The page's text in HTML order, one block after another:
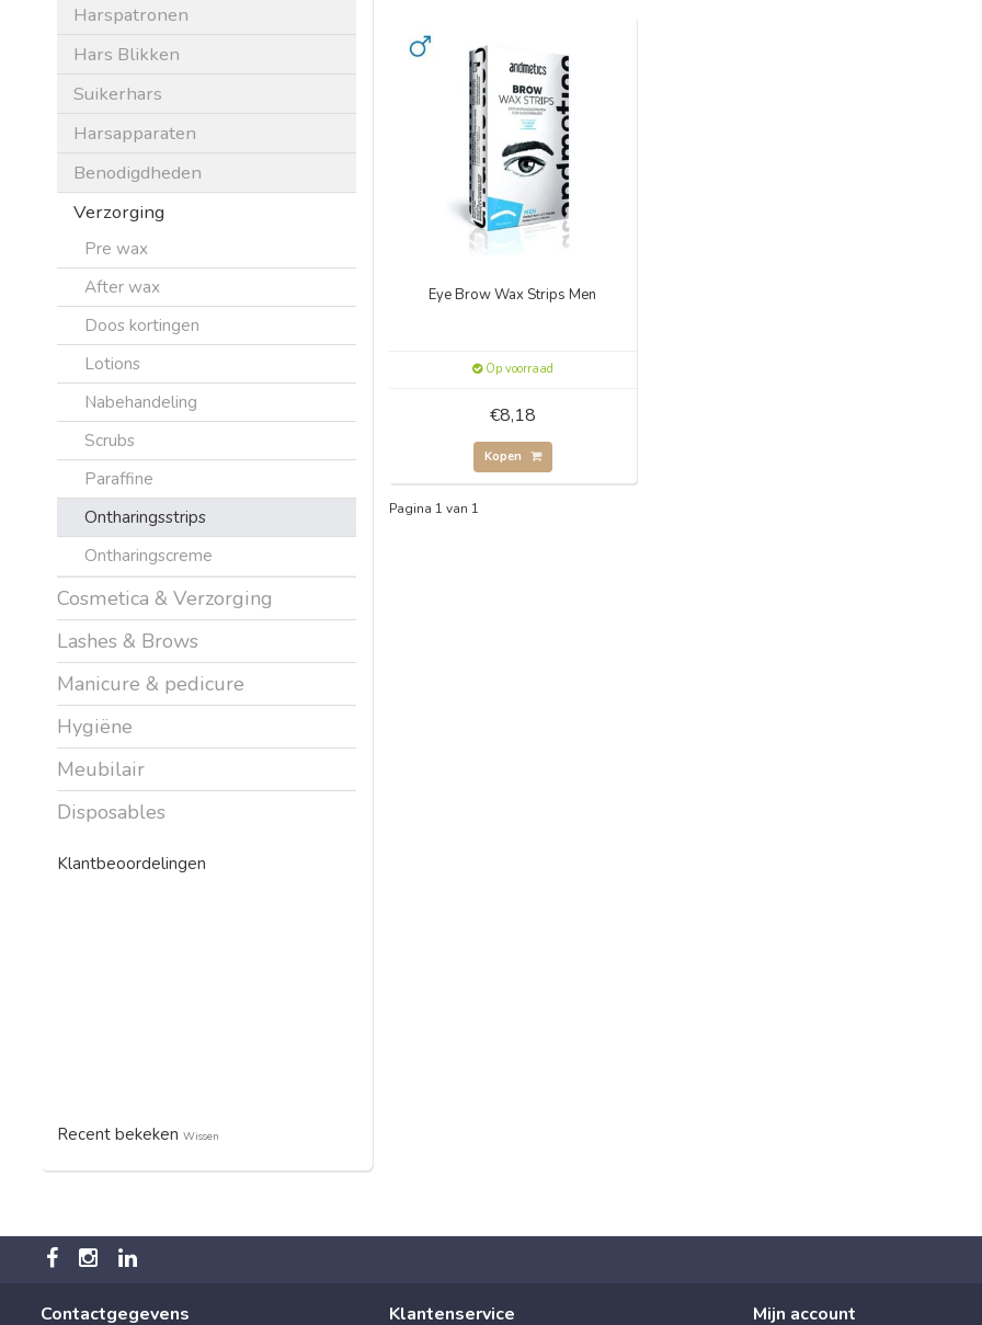
Harspatronen
Hars Blikken
Suikerhars
Harsapparaten
Benodigdheden
Verzorging
Pre wax
After wax
Doos kortingen
Lotions
Nabehandeling
Scrubs
Paraffine
Ontharingsstrips
Ontharingscreme
Cosmetica & Verzorging
Lashes & Brows
Manicure & pedicure
Hygiëne
Meubilair
Disposables
Klantbeoordelingen
Recent bekeken Wissen
Eye Brow Wax Strips Men
Op voorraad
€8,18
Kopen
Pagina 1 van 1
Contactgegevens Klantenservice Mijn account